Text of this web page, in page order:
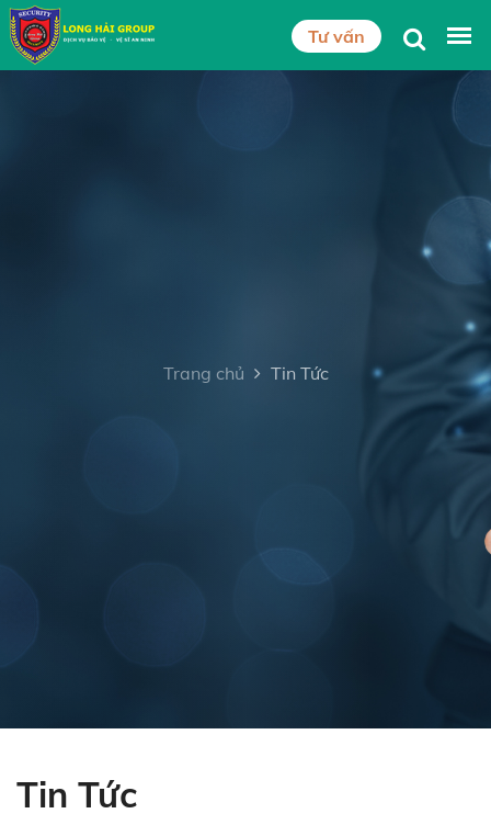
Tư vấn
Trang chủ Tin Tức
Tin Tức